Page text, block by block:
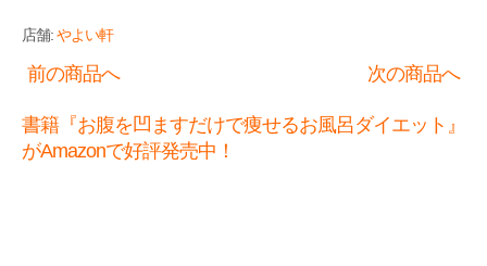
店舗:やよい軒
前の商品へ 次の商品へ
書籍『お腹を凹ますだけで痩せるお風呂ダイエット』
がAmazonで好評発売中！